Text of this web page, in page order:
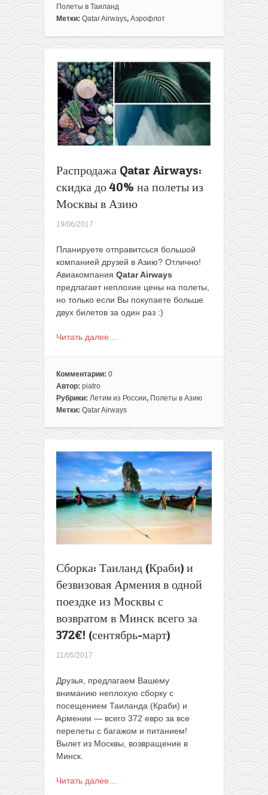
Полеты в Таиланд
Метки: Qatar Airways, Аэрофлот
Распродажа Qatar Airways:
скидка до 40% на полеты из
Москвы в Азию
19/06/2017
Планируете отправитсься большой
компанией друзей в Азию? Отлично!
Авиакомпания Qatar Airways
предлагает неплохие цены на полеты,
но только если Вы покупаете больше
двух билетов за один раз :)
Читать далее…
Комментарии: 0
Автор: piatro
Рубрики: Летим из России, Полеты в Азию
Метки: Qatar Airways
Сборка: Таиланд (Краби) и
безвизовая Армения в одной
поездке из Москвы с
возвратом в Минск всего за
372€! (сентябрь-март)
11/05/2017
Друзья, предлагаем Вашему
вниманию неплохую сборку с
посещением Таиланда (Краби) и
Армении — всего 372 евро за все
перелеты с багажом и питанием!
Вылет из Москвы, возвращение в
Минск.
Читать далее…